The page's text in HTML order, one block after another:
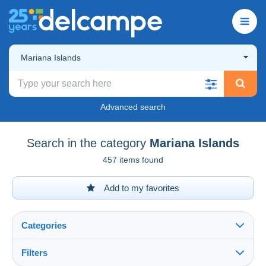
Mariana Islands
Advanced search
Search in the category Mariana Islands
457 items found
Add to my favorites
Categories
Filters